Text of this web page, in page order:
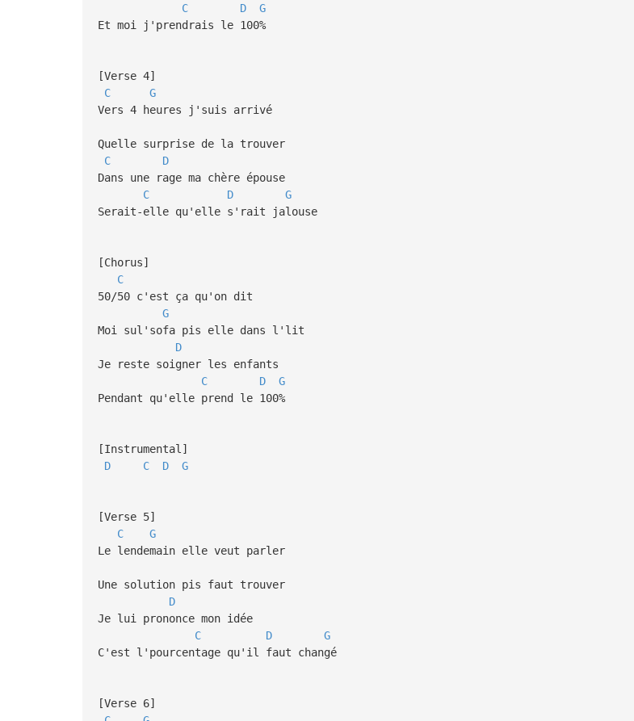
C
D
G
Et moi j'prendrais le 100%
[Verse 4]
C
G
Vers 4 heures j'suis arrivé
Quelle surprise de la trouver
C
D
Dans une rage ma chère épouse
C
D
G
Serait-elle qu'elle s'rait jalouse
[Chorus]
C
50/50 c'est ça qu'on dit
G
Moi sul'sofa pis elle dans l'lit
D
Je reste soigner les enfants
C
D
G
Pendant qu'elle prend le 100%
[Instrumental]
D
C D G
[Verse 5]
C
G
Le lendemain elle veut parler
Une solution pis faut trouver
D
Je lui prononce mon idée
C
D
G
C'est l'pourcentage qu'il faut changé
[Verse 6]